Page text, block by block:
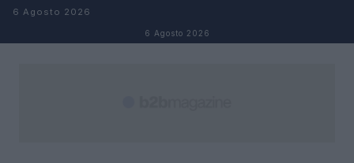
Salta al contenuto
6 Agosto 2026
6 Agosto 2026